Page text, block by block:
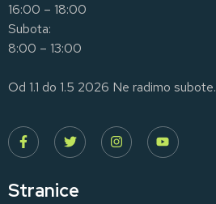
16:00 – 18:00
Subota:
8:00 – 13:00
Od 1.1 do 1.5 2026 Ne radimo subote.
Stranice